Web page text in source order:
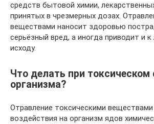
средств бытовой химии,
принятых в чрезмерных дозах.
веществами наносит здоровью
серьёзный вред, а иногда приводит и
исходу.
Что делать при токсическом
организма?
Отравление токсическими веществами
воздействия на организм ядов